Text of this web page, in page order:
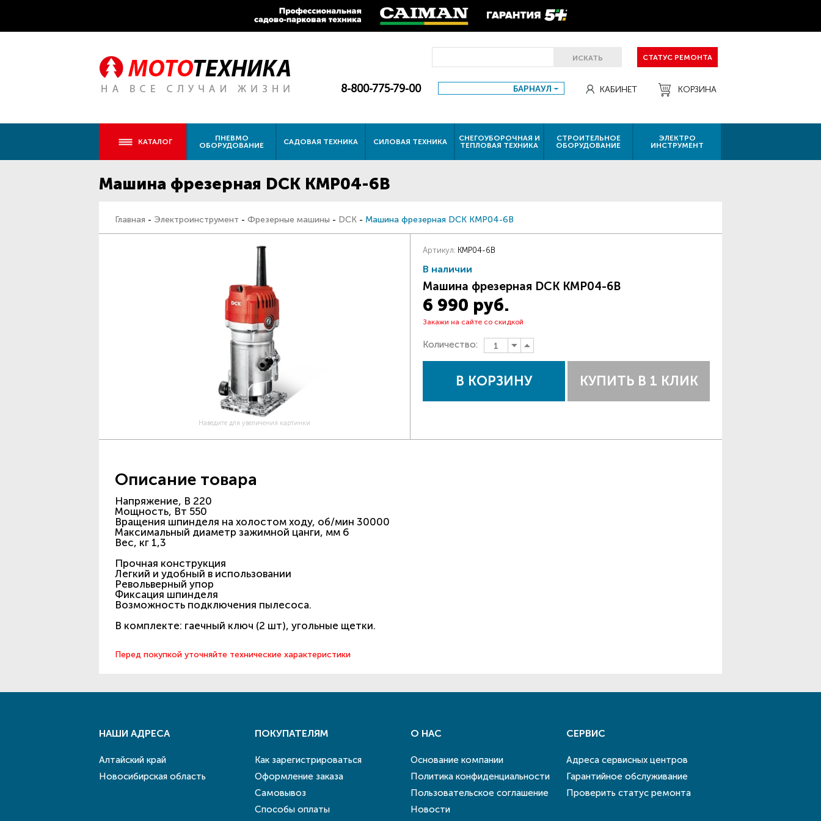
ИСКАТЬ СТАТУС РЕМОНТА
8-800-775-79-00 БАРНАУЛ КАБИНЕТ КОРЗИНА
КАТАЛОГ
ПНЕВМО
ОБОРУДОВАНИЕ
САДОВАЯ ТЕХНИКА СИЛОВАЯ ТЕХНИКА
СНЕГОУБОРОЧНАЯ И
ТЕПЛОВАЯ ТЕХНИКА
СТРОИТЕЛЬНОЕ
ОБОРУДОВАНИЕ
ЭЛЕКТРО
ИНСТРУМЕНТ
Машина фрезерная DCK KMP04-6B
Главная - Электроинструмент - Фрезерные машины - DCK - Машина фрезерная DCK KMP04-6B
Наведите для увеличения картинки
Артикул: KMP04-6B
В наличии
Машина фрезерная DCK KMP04-6B
6 990 руб.
Закажи на сайте со скидкой
Количество:
В КОРЗИНУ КУПИТЬ В 1 КЛИК
Описание товара
Напряжение, В 220
Мощность, Вт 550
Вращения шпинделя на холостом ходу, об/мин 30000
Максимальный диаметр зажимной цанги, мм 6
Вес, кг 1,3
Прочная конструкция
Легкий и удобный в использовании
Револьверный упор
Фиксация шпинделя
Возможность подключения пылесоса.
В комплекте: гаечный ключ (2 шт), угольные щетки.
Перед покупкой уточняйте технические характеристики
НАШИ АДРЕСА
Алтайский край
Новосибирская область
ПОКУПАТЕЛЯМ
Как зарегистрироваться
Оформление заказа
Самовывоз
Способы оплаты
О НАС
Основание компании
Политика конфиденциальности
Пользовательское соглашение
Новости
СЕРВИС
Адреса сервисных центров
Гарантийное обслуживание
Проверить статус ремонта